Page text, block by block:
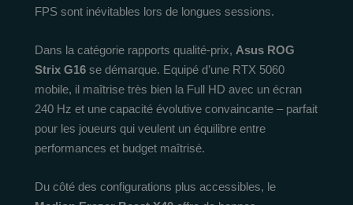
FPS sont inévitables lors de longues sessions.
Dans la catégorie rapports qualité-prix, Asus ROG
Strix G16 se démarque. Equipé d’une RTX 5060
mobile, il maîtrise très bien la Full HD avec un écran
240 Hz et une capacité évolutive convaincante – parfait
pour les joueurs qui veulent un équilibre entre
performances et budget maîtrisé.
Du côté des configurations plus accessibles, le